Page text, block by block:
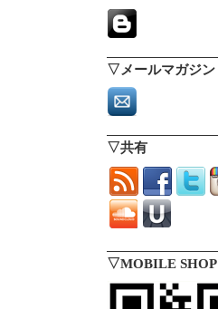
▽メールマガジン
▽共有
▽MOBILE SHOP